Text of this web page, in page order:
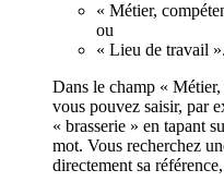
« Métier,
ou
« Lieu de travail ».
Dans le champ «
vous pouvez saisir, par
« brasserie » en tapant
mot. Vous recherchez
directement sa